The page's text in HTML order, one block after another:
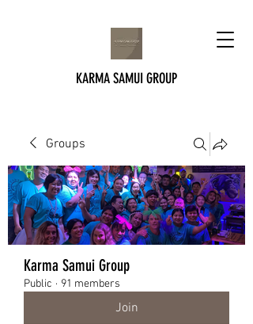
KARMA SAMUI GROUP
Groups
Karma Samui Group
Public · 91 members
Join